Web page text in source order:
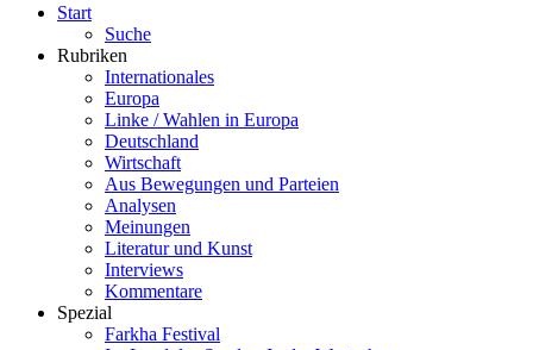
Start
Suche
Rubriken
Internationales
Europa
Linke / Wahlen in Europa
Deutschland
Wirtschaft
Aus Bewegungen und Parteien
Analysen
Meinungen
Literatur und Kunst
Interviews
Kommentare
Spezial
Farkha Festival